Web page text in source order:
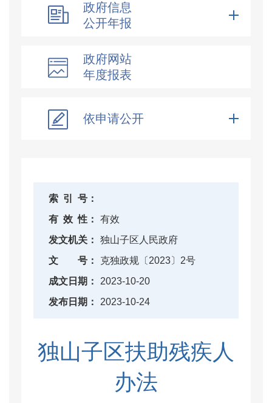
政府信息
公开年报
政府网站
年度报表
依申请公开
索 引
号：
有 效 性：
有效
发文机关：
独山子区人民政府
文
号：
克独政规〔2023〕2号
成文日期：
2023-10-20
发布日期：
2023-10-24
独山子区扶助残疾人
办法